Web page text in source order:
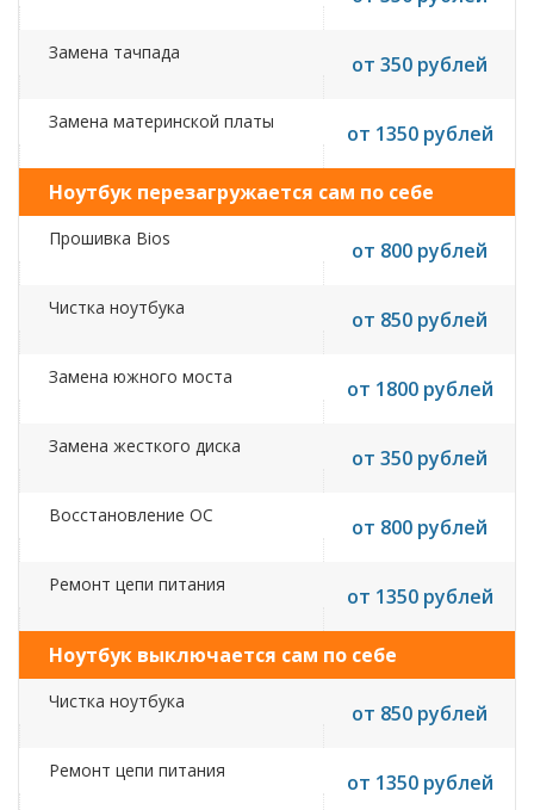
Замена тачпада от 350 рублей
Замена материнской платы от 1350 рублей
Ноутбук перезагружается сам по себе
Прошивка Bios от 800 рублей
Чистка ноутбука от 850 рублей
Замена южного моста от 1800 рублей
Замена жесткого диска от 350 рублей
Восстановление ОС от 800 рублей
Ремонт цепи питания от 1350 рублей
Ноутбук выключается сам по себе
Чистка ноутбука от 850 рублей
Ремонт цепи питания от 1350 рублей